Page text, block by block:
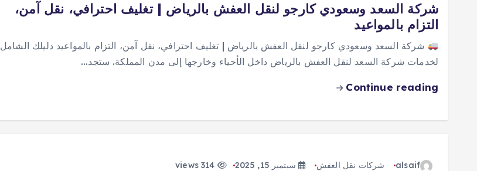
شركة السعد وسعودي كارجو لنقل العفش بالرياض | تغليف احترافي، نقل آمن،
التزام بالمواعيد
شركة السعد وسعودي كارجو لنقل العفش بالرياض | تغليف احترافي، نقل آمن، التزام بالمواعيد دليلك الشامل
لخدمات شركة السعد لنقل العفش بالرياض داخل الأحياء وخارجها إلى مدن المملكة. ستجد…
Continue reading
alsaif شركات نقل العفش سبتمبر 15, 2025